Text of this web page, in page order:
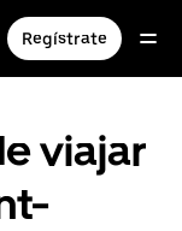
Regístrate
viajar